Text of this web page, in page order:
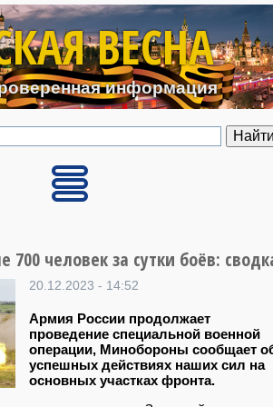
Перейти к основному
ВЕСНА
информация
700 человек за сутки боёв:
20.12.2023 - 14:52
Армия России продолжает
проведение специальной военной
операции, Минобороны сообщает
успешных действиях наших сил на
основных участках фронта.